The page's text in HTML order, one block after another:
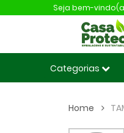
Seja bem-
Categorias
Home